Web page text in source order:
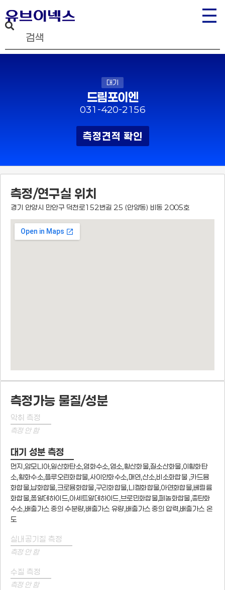
대기
드림포이엔
031-420-2156
측정견적 확인
측정/연구실 위치
경기 안양시 만안구 덕천로152번길 25 (안양동) 비동 2005호
측정가능 물질/성분
악취 측정
측정 안 함
대기 성분 측정
먼지,암모니아,일산화탄소,염화수소,염소,황산화물,질소산화물,이황화탄
소,황화수소,플루오린화합물,사이안화수소,매연,산소,비소화합물 ,카드뮴
화합물,납화합물,크로뮴화합물,구리화합물,니켈화합물,아연화합물,베릴륨
화합물,폼알데하이드,아세트알데하이드,브로민화합물,페놀화합물,총탄화
수소,배출가스 중의 수분량,배출가스 유량,배출가스 중의 압력,배출가스 온
도
실내공기질 측정
측정 안 함
수질 측정
측정 안 함